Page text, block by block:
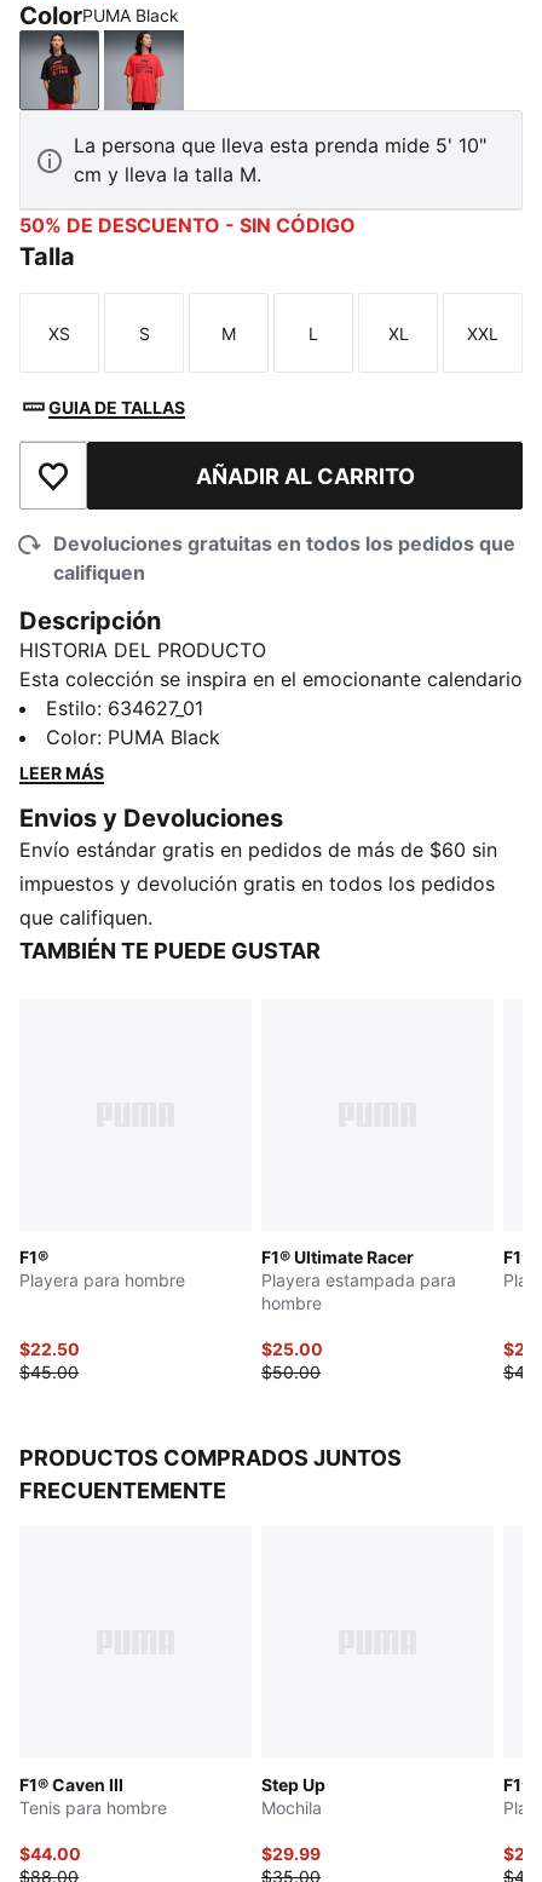
ColorPUMA Black
PUMA BlackPop Red
La persona que lleva esta prenda mide 5' 10"
cm y lleva la talla M.
50% DE DESCUENTO - SIN CÓDIGO
Talla
Talla
XS
Talla
S
Talla
M
Talla
L
Talla
XL
Talla
XXL
GUIA DE TALLAS
Añadir a la lista de deseosAÑADIR AL CARRITO
Devoluciones gratuitas en todos los pedidos que
califiquen
Descripción
HISTORIA DEL PRODUCTO
Esta colección se inspira en el emocionante calendario
de carreras de F1® y captura la intensidad de las 24
carreras. Esta playera gráfica tiene una textura lavada
que le da un aspecto desgastado y auténtico,
tras temporada.
CARACTERÍSTICAS Y BENEFICIOS
Fabricada con al menos un 20 % de algodón
reciclado.
DETALLES
Estilo: 634627_01
Color: PUMA Black
LEER MÁS
Envios y Devoluciones
Envío estándar gratis en pedidos de más de $60 sin
impuestos y devolución gratis en todos los pedidos
que califiquen.
TAMBIÉN TE PUEDE GUSTAR
F1®
Playera para hombre
$22.50
$45.00
F1® Ultimate Racer
Playera estampada para
hombre
$25.00
$50.00
F1®
PRODUCTOS COMPRADOS JUNTOS
FRECUENTEMENTE
F1® Caven III
Tenis para hombre
$44.00
$88.00
Step Up
Mochila
$29.99
$35.00
F1®